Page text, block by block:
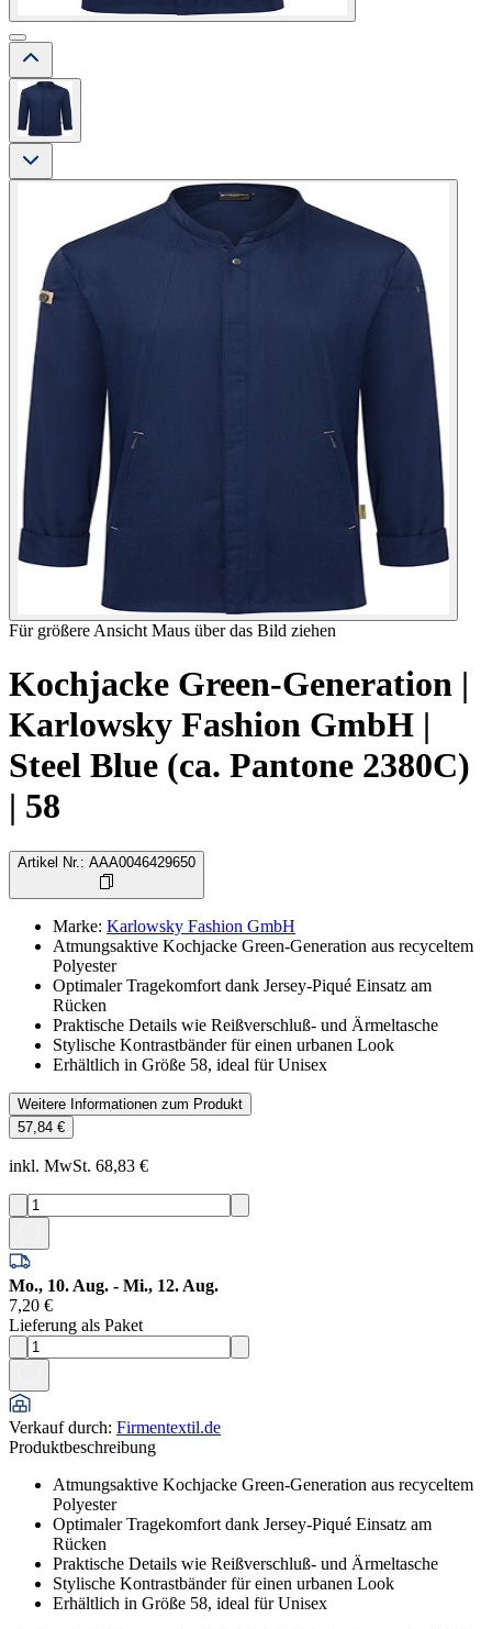
Für größere Ansicht Maus über das Bild ziehen
Kochjacke Green-Generation |
Karlowsky Fashion GmbH |
Steel Blue (ca. Pantone 2380C)
| 58
Artikel Nr. : AAA0046429650
Marke: Karlowsky Fashion GmbH
Atmungsaktive Kochjacke Green-Generation aus recyceltem
Polyester
Optimaler Tragekomfort dank Jersey-Piqué Einsatz am
Rücken
Praktische Details wie Reißverschluß- und Ärmeltasche
Stylische Kontrastbänder für einen urbanen Look
Erhältlich in Größe 58, ideal für Unisex
Weitere Informationen zum Produkt
57,84 €
inkl. MwSt. 68,83 €
Mo., 10. Aug. - Mi., 12. Aug.
7,20 €
Lieferung als Paket
Verkauf durch: Firmentextil.de
Produktbeschreibung
Atmungsaktive Kochjacke Green-Generation aus recyceltem
Polyester
Optimaler Tragekomfort dank Jersey-Piqué Einsatz am
Rücken
Praktische Details wie Reißverschluß- und Ärmeltasche
Stylische Kontrastbänder für einen urbanen Look
Erhältlich in Größe 58, ideal für Unisex